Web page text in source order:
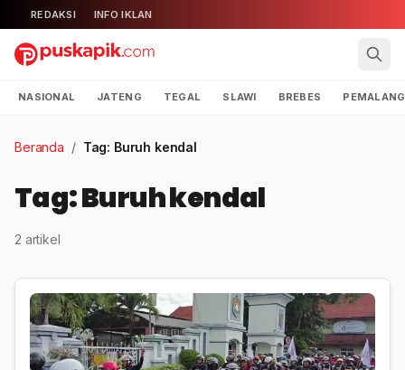
REDAKSI INFO IKLAN
NASIONAL JATENG TEGAL SLAWI BREBES PEMALANG
Beranda / Tag: Buruh kendal
Tag: Buruh kendal
2 artikel